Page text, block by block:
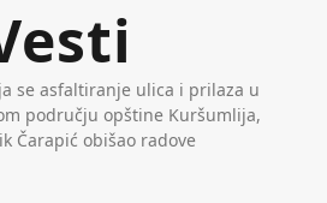
se asfaltiranje ulica i prilaza u
području opštine Kuršumlija,
Čarapić obišao radove